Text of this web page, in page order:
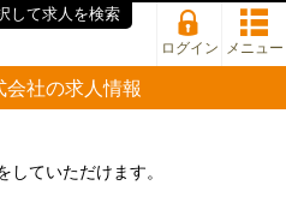
ログイン メニュー
会社の求人情報
ていただけます。
して求人を検索